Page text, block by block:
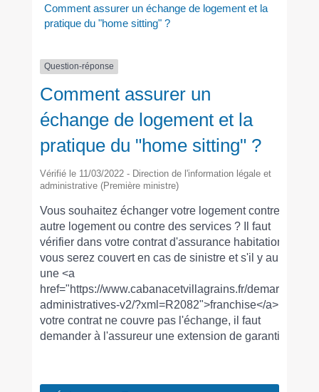
Comment assurer un échange de logement et la
pratique du "home sitting" ?
Question-réponse
Comment assurer un
échange de logement et la
pratique du "home sitting" ?
Vérifié le 11/03/2022 - Direction de l'information légale et
administrative (Première ministre)
Vous souhaitez échanger votre logement contre un
autre logement ou contre des services ? Il faut
vérifier dans votre contrat d'assurance habitation si
vous serez couvert en cas de sinistre et s'il y aura
une <a
href="https://www.cabanacetvillagrains.fr/demarches-
administratives-v2/?xml=R2082">franchise</a>. Si
votre contrat ne couvre pas l'échange, il faut
demander à l'assureur une extension de garantie.